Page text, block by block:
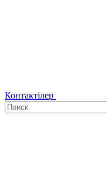
Контактілер